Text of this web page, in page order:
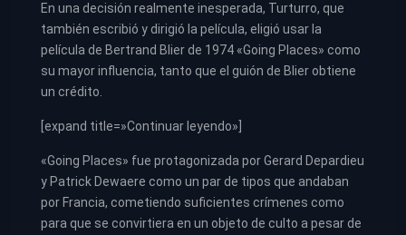
En una decisión realmente inesperada, Turturro, que
también escribió y dirigió la película, eligió usar la
película de Bertrand Blier de 1974 «Going Places» como
su mayor influencia, tanto que el guión de Blier obtiene
un crédito.
[expand title=»Continuar leyendo»]
«Going Places» fue protagonizada por Gerard Depardieu
y Patrick Dewaere como un par de tipos que andaban
por Francia, cometiendo suficientes crímenes como
para que se convirtiera en un objeto de culto a pesar de